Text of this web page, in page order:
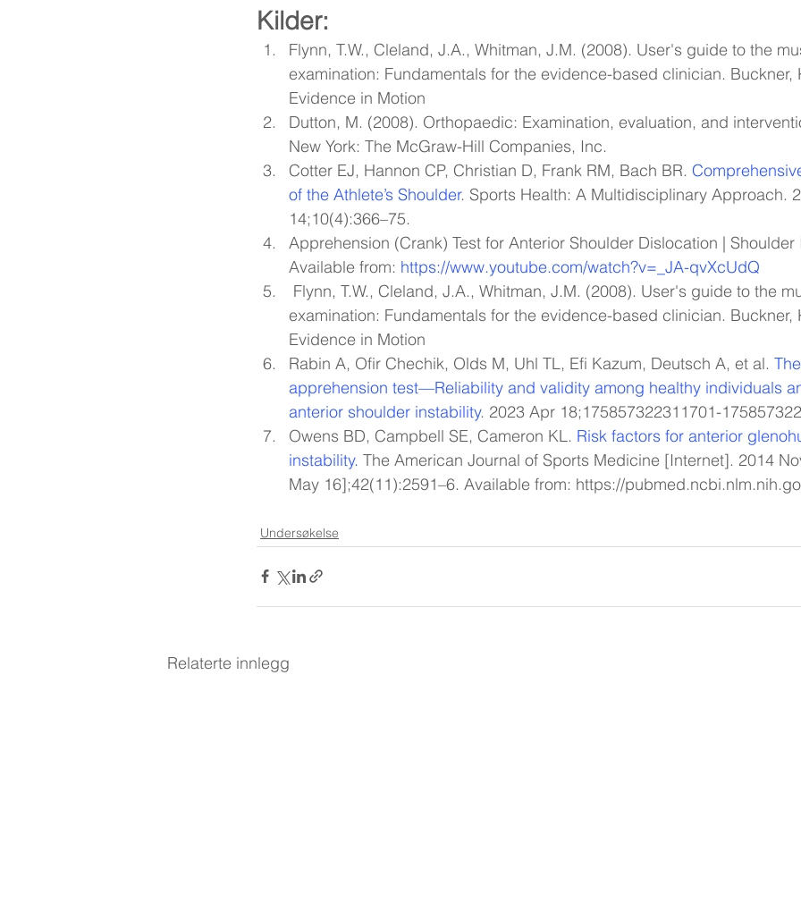
Kilder:
Flynn, T.W., Cleland, J.A., Whitman, J.M. (2008). User's guide to the
examination: Fundamentals for the evidence-based clinician. Buckner,
Evidence in Motion
Dutton, M. (2008). Orthopaedic: Examination, evaluation, and
New York: The McGraw-Hill Companies, Inc.
Cotter EJ, Hannon CP, Christian D, Frank RM, Bach BR.
of the Athlete’s Shoulder. Sports Health: A Multidisciplinary Approach.
14;10(4):366–75.
Apprehension (Crank) Test for Anterior Shoulder Dislocation | Shoulder
Available from: https://www.youtube.com/watch?v=_JA-qvXcUdQ
examination: Fundamentals for the evidence-based clinician. Buckner,
Evidence in Motion
Rabin A, Ofir Chechik, Olds M, Uhl TL, Efi Kazum, Deutsch A, et al.
apprehension test—Reliability and validity among healthy individuals
anterior shoulder instability. 2023 Apr 18;175857322311701-
Owens BD, Campbell SE, Cameron KL. Risk factors for anterior
instability. The American Journal of Sports Medicine [Internet]. 2014
May 16];42(11):2591–6. Available from: https://
Undersøkelse
Relaterte innlegg